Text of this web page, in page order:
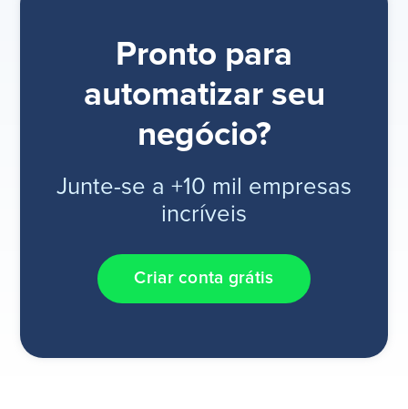
Pronto para
automatizar seu
negócio?
Junte-se a +10 mil empresas
incríveis
Criar conta grátis